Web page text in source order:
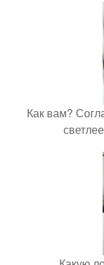
Как вам?